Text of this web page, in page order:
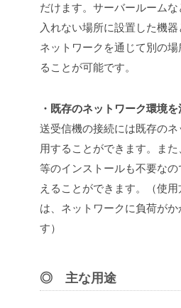
だけます。 サーバールーム
入れない場所に設置した機器
ネットワークを通じて別の
ることが可能です。
・既存のネットワーク環境
送受信機の接続には既存の
用することができます。ま
等のインストールも不要な
えることができます。（使
は、ネットワークに負荷がか
す）
◎ 主な用途